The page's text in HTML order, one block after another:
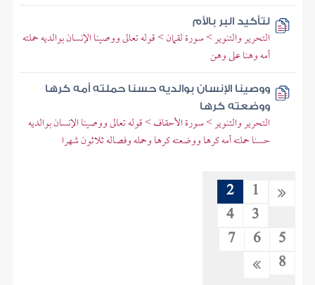
لتأكيد البر بالأم
التحرير والتنوير > سورة لقمان > قوله تعالى ووصينا الإنسان بوالديه حملته
أمه وهنا على وهن
ووصينا الإنسان بوالديه حسنا حملته أمه كرها
ووضعته كرها
التحرير والتنوير > سورة الأحقاف > قوله تعالى ووصينا الإنسان بوالديه
حسنا حملته أمه كرها ووضعته كرها وحمله وفصاله ثلاثون شهرا
1
2
3
4
5
6
7
8